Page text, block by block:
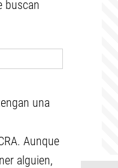
buscan
una
Aunque
alguien,